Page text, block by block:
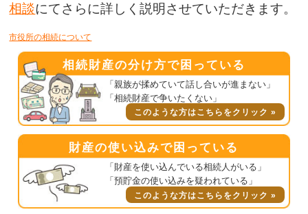
相談にてさらに詳しく説明させていただきます。
市役所の相続について
相続財産の分け方で困っている
「親族が揉めていて話し合いが進まない」
「相続財産で争いたくない」
このような方はこちらをクリック »
財産の使い込みで困っている
「財産を使い込んでいる相続人がいる」
「預貯金の使い込みを疑われている」
このような方はこちらをクリック »